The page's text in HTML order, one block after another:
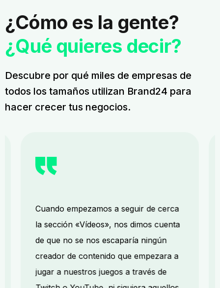
¿Cómo es la gente?
¿Qué quieres decir?
Descubre por qué miles de empresas de
todos los tamaños utilizan Brand24 para
hacer crecer tus negocios.
Cuando empezamos a seguir de cerca
la sección «Vídeos», nos dimos cuenta
de que no se nos escaparía ningún
creador de contenido que empezara a
jugar a nuestros juegos a través de